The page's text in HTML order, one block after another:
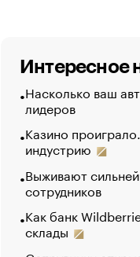
Интересное
Насколько ваш
лидеров
Казино
индустрию
Выживают
сотрудников
Как банк
склады